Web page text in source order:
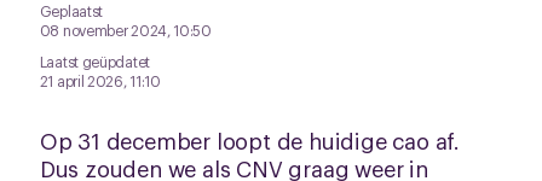
Geplaatst
08 november 2024, 10:50
Laatst geüpdatet
21 april 2026, 11:10
Op 31 december loopt de huidige cao af.
Dus zouden we als CNV graag weer in